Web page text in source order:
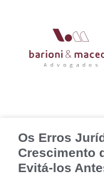
Os Erros
Crescimento
Evitá-los